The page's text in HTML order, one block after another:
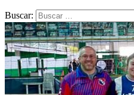
Buscar: